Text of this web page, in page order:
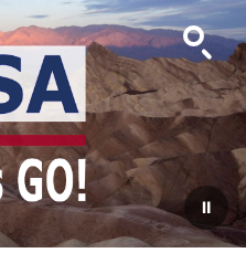
Suche